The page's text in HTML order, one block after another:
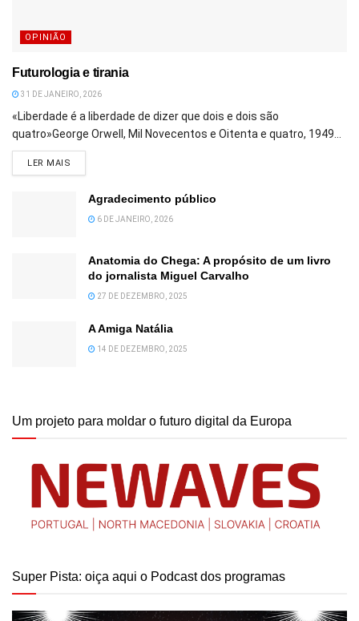
OPINIÃO
Futurologia e tirania
31 DE JANEIRO, 2026
«Liberdade é a liberdade de dizer que dois e dois são
quatro»George Orwell, Mil Novecentos e Oitenta e quatro, 1949...
LER MAIS
Agradecimento público
6 DE JANEIRO, 2026
Anatomia do Chega: A propósito de um livro
do jornalista Miguel Carvalho
27 DE DEZEMBRO, 2025
A Amiga Natália
14 DE DEZEMBRO, 2025
Um projeto para moldar o futuro digital da Europa
Super Pista: oiça aqui o Podcast dos programas